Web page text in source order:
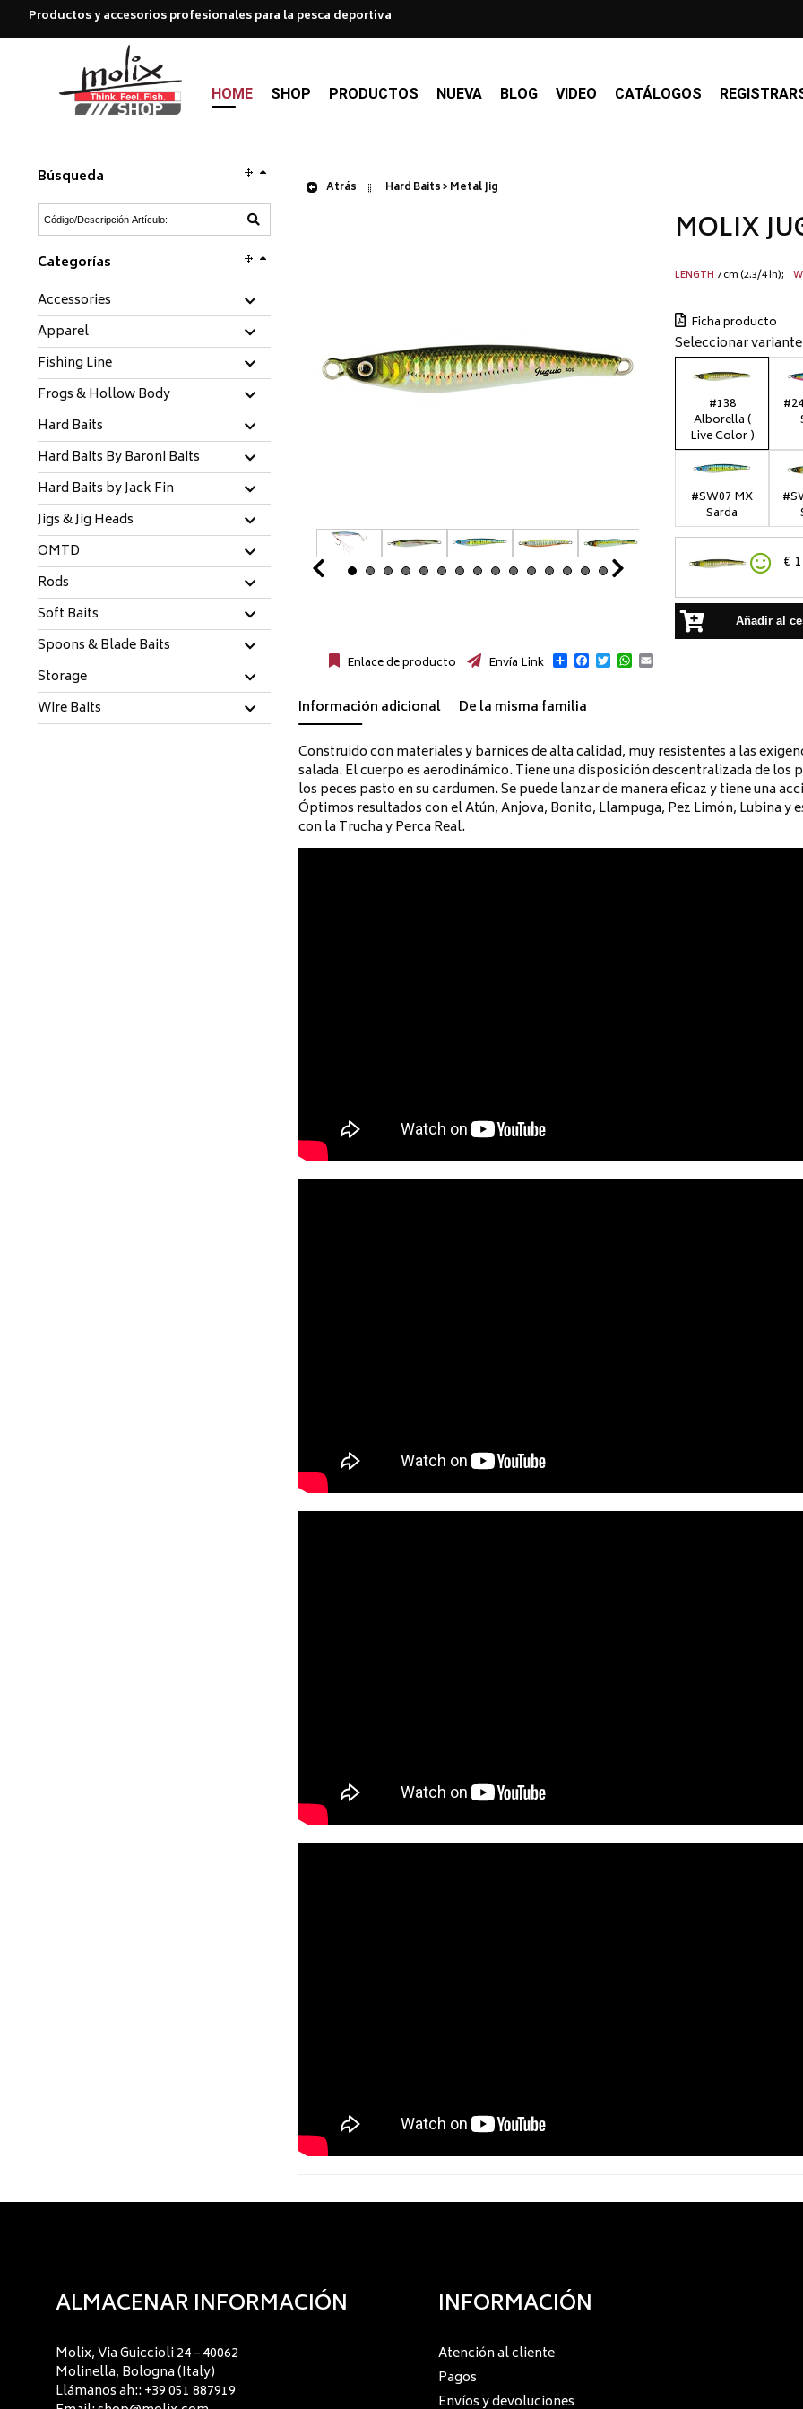
Productos y accesorios profesionales para la pesca deportiva
HOME SHOP PRODUCTOS NUEVA BLOG VIDEO CATÁLOGOS
Búsqueda
Categorías
Accessories
Apparel
Fishing Line
Frogs & Hollow Body
Hard Baits
Hard Baits By Baroni Baits
Hard Baits by Jack Fin
Jigs & Jig Heads
OMTD
Rods
Soft Baits
Spoons & Blade Baits
Storage
Wire Baits
Atrás Hard Baits > Metal Jig
Prev Next
MOLIX
LENGTH 7 cm (2.3/4 in)
Ficha producto
Seleccionar variante
#138
Alborella (
Live Color )
#SW07 MX
Sarda
€
Añadir al
Enlace de producto Envía Link Compartir
Facebook
TwitterWhatsApp
Email
Información adicional
De la misma familia
Construido con materiales y barnices de alta calidad, muy resistentes a las
salada. El cuerpo es aerodinámico. Tiene una disposición descentralizada de
los peces pasto en su cardumen. Se puede lanzar de manera eficaz y tiene una
Óptimos resultados con el Atún, Anjova, Bonito, Llampuga, Pez Limón, Lubina
con la Trucha y Perca Real.
ALMACENAR INFORMACIÓN
Molix, Via Guiccioli 24 – 40062
Molinella, Bologna (Italy)
Llámanos ah:: +39 051 887919
INFORMACIÓN
Atención al cliente
Pagos
Envíos y devoluciones